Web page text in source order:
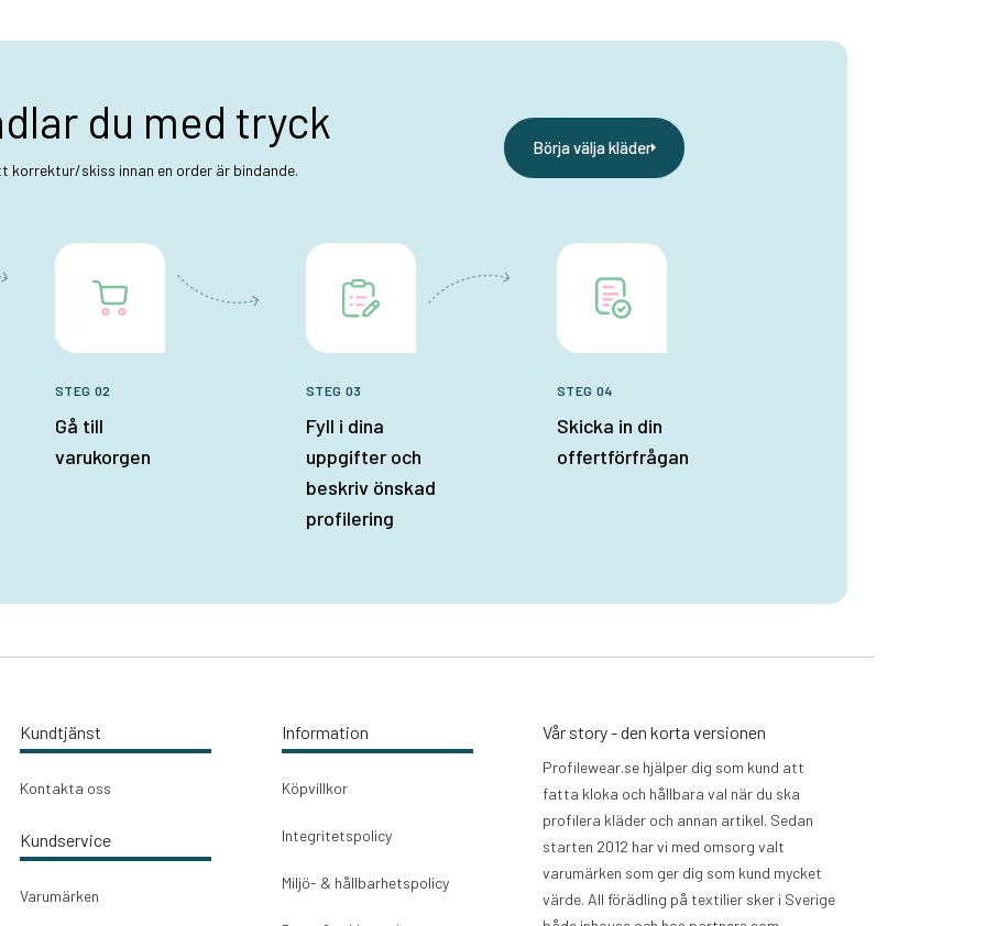
du med tryck
korrektur/skiss innan en order är bindande.
Börja välja kläder
STEG 02
Gå till
varukorgen
STEG 03
Fyll i dina
uppgifter och
beskriv önskad
profilering
STEG 04
Skicka in din
offertförfrågan
Kundtjänst
Kontakta oss
Kundservice
Varumärken
Information
Köpvillkor
Integritetspolicy
Miljö- & hållbarhetspolicy
Vår story - den korta versionen
Profilewear.se hjälper dig som kund att
fatta kloka och hållbara val när du ska
profilera kläder och annan artikel. Sedan
starten 2012 har vi med omsorg valt
varumärken som ger dig som kund mycket
värde. All förädling på textilier sker i Sverige